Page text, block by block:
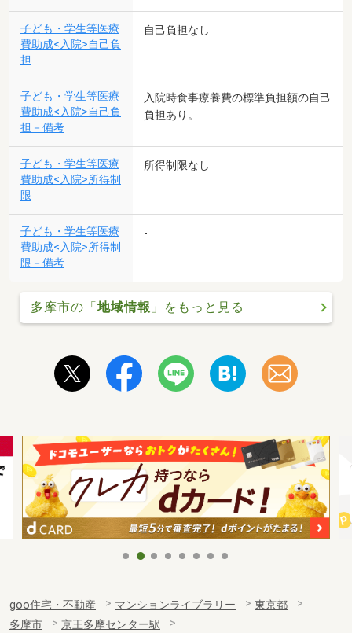
子ども・学生等医療
費助成<入院>自己負
担
自己負担なし
子ども・学生等医療
費助成<入院>自己負
担－備考
入院時食事療養費の標準負担額の自己
負担あり。
子ども・学生等医療
費助成<入院>所得制
限
所得制限なし
子ども・学生等医療
費助成<入院>所得制
限－備考
-
多摩市の「 地域情報 」をもっと見る
goo住宅・不動産 マンションライブラリー
東京都
多摩市
京王多摩センター駅